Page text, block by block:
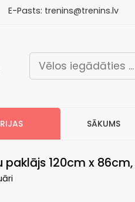
E-Pasts: trenins@trenins.lv
SĀKUMS
120cm x